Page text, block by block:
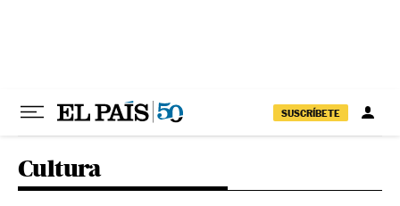
SUSCRÍBETE
Cultura